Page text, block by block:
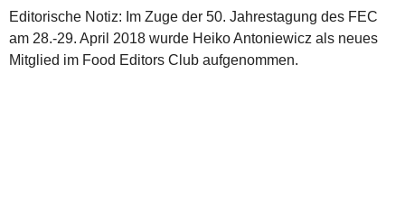
Editorische Notiz: Im Zuge der 50. Jahrestagung des FEC
am 28.-29. April 2018 wurde Heiko Antoniewicz als neues
Mitglied im Food Editors Club aufgenommen.